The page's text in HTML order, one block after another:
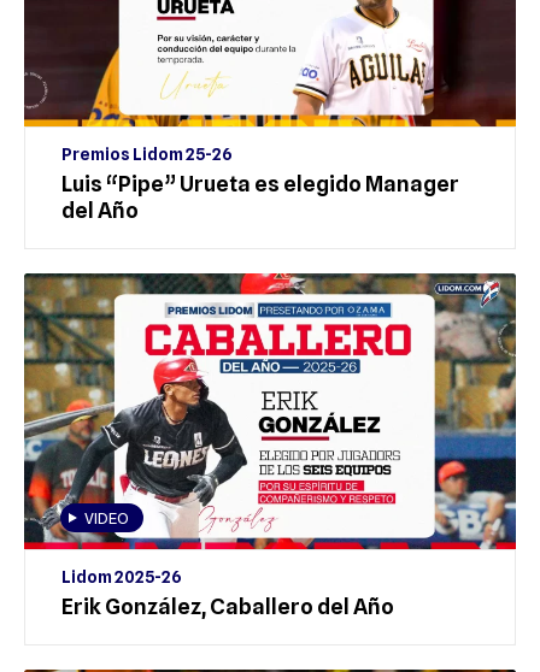
Premios Lidom 25-26
Luis “Pipe” Urueta es elegido Manager
del Año
VIDEO
Lidom 2025-26
Erik González, Caballero del Año